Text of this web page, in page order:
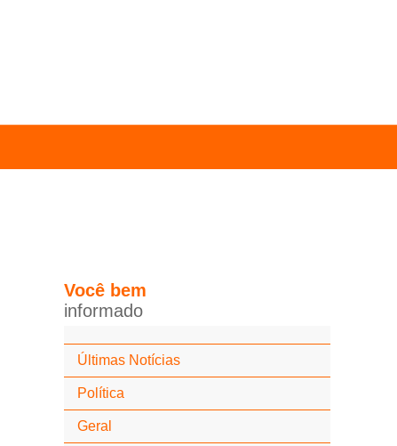
Você bem
informado
Últimas Notícias
Política
Geral